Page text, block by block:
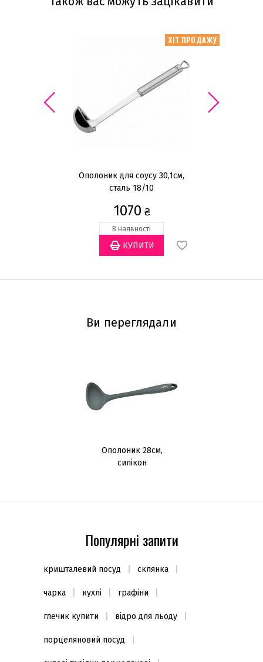
ХІТ ПРОДАЖУ
Ополоник для соусу 30,1см,
сталь 18/10
1070 ₴
В наявності
Ви переглядали
Ополоник 28cм,
силікон
Популярні запити
кришталевий посуд склянка
чарка кухлі графіни
глечик купити відро для льоду
порцеляновий посуд